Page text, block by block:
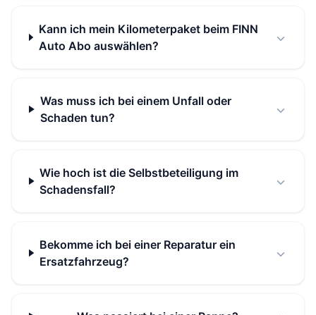
Kann ich mein Kilometerpaket beim FINN
Auto Abo auswählen?
Was muss ich bei einem Unfall oder
Schaden tun?
Wie hoch ist die Selbstbeteiligung im
Schadensfall?
Bekomme ich bei einer Reparatur ein
Ersatzfahrzeug?